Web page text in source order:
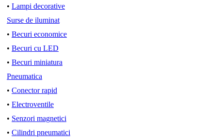
• Lampi decorative
Surse de iluminat
• Becuri economice
• Becuri cu LED
• Becuri miniatura
Pneumatica
• Conector rapid
• Electroventile
• Senzori magnetici
• Cilindri pneumatici